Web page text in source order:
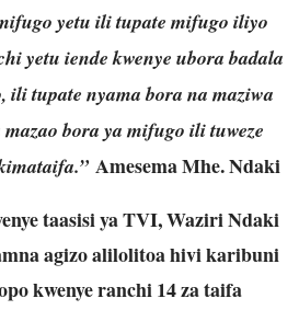
yetu ili tupate mifugo iliyo
yetu iende kwenye ubora badala
ili tupate nyama bora na maziwa
bora ya mifugo ili tuweze
Amesema Mhe. Ndaki
taasisi ya TVI, Waziri Ndaki
agizo alilolitoa hivi karibuni
kwenye ranchi 14 za taifa